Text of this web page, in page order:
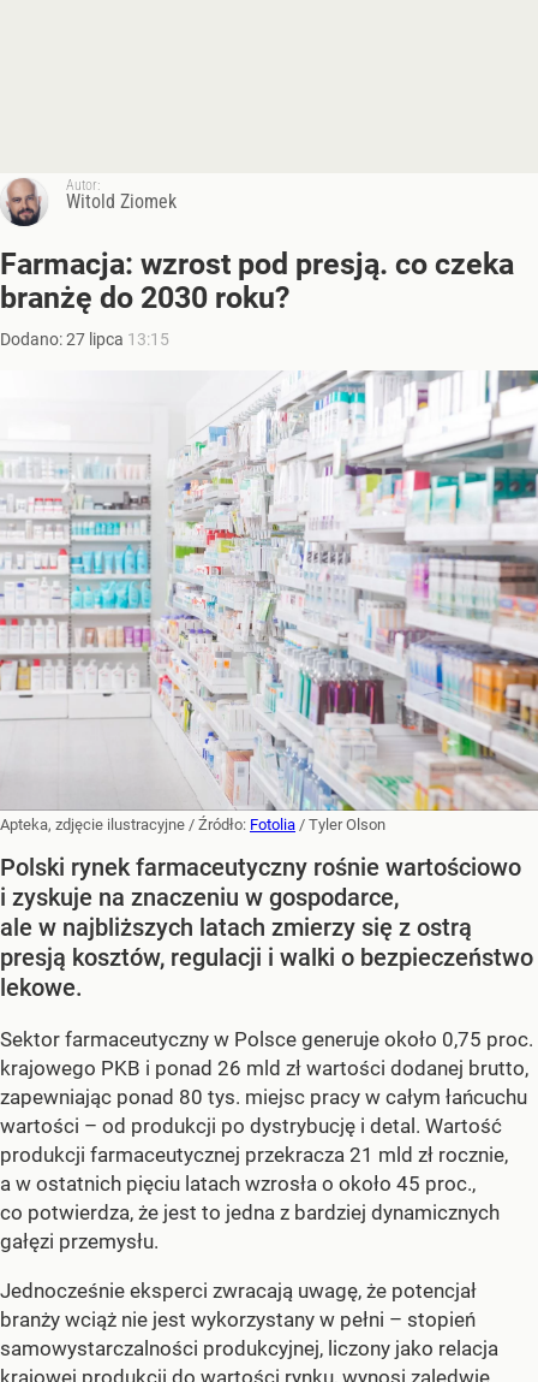
Autor:
Witold Ziomek
Farmacja: wzrost pod presją. co czeka
branżę do 2030 roku?
Dodano:27 lipca 13:15
Apteka, zdjęcie ilustracyjne / Źródło: Fotolia / Tyler Olson
Polski rynek farmaceutyczny rośnie wartościowo
i zyskuje na znaczeniu w gospodarce,
ale w najbliższych latach zmierzy się z ostrą
presją kosztów, regulacji i walki o bezpieczeństwo
lekowe.
Sektor farmaceutyczny w Polsce generuje około 0,75 proc.
krajowego PKB i ponad 26 mld zł wartości dodanej brutto,
zapewniając ponad 80 tys. miejsc pracy w całym łańcuchu
wartości – od produkcji po dystrybucję i detal. Wartość
produkcji farmaceutycznej przekracza 21 mld zł rocznie,
a w ostatnich pięciu latach wzrosła o około 45 proc.,
co potwierdza, że jest to jedna z bardziej dynamicznych
gałęzi przemysłu.
Jednocześnie eksperci zwracają uwagę, że potencjał
branży wciąż nie jest wykorzystany w pełni – stopień
samowystarczalności produkcyjnej, liczony jako relacja
krajowej produkcji do wartości rynku, wynosi zaledwie